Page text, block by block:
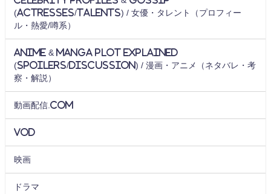
(Actresses/Talents) / 女優・タレント（プロフィー
ル・熱愛/噂系）
Anime & Manga Plot Explained
(Spoilers/Discussion) / 漫画・アニメ（ネタバレ・考
察・解説）
動画配信.com
VOD
映画
ドラマ